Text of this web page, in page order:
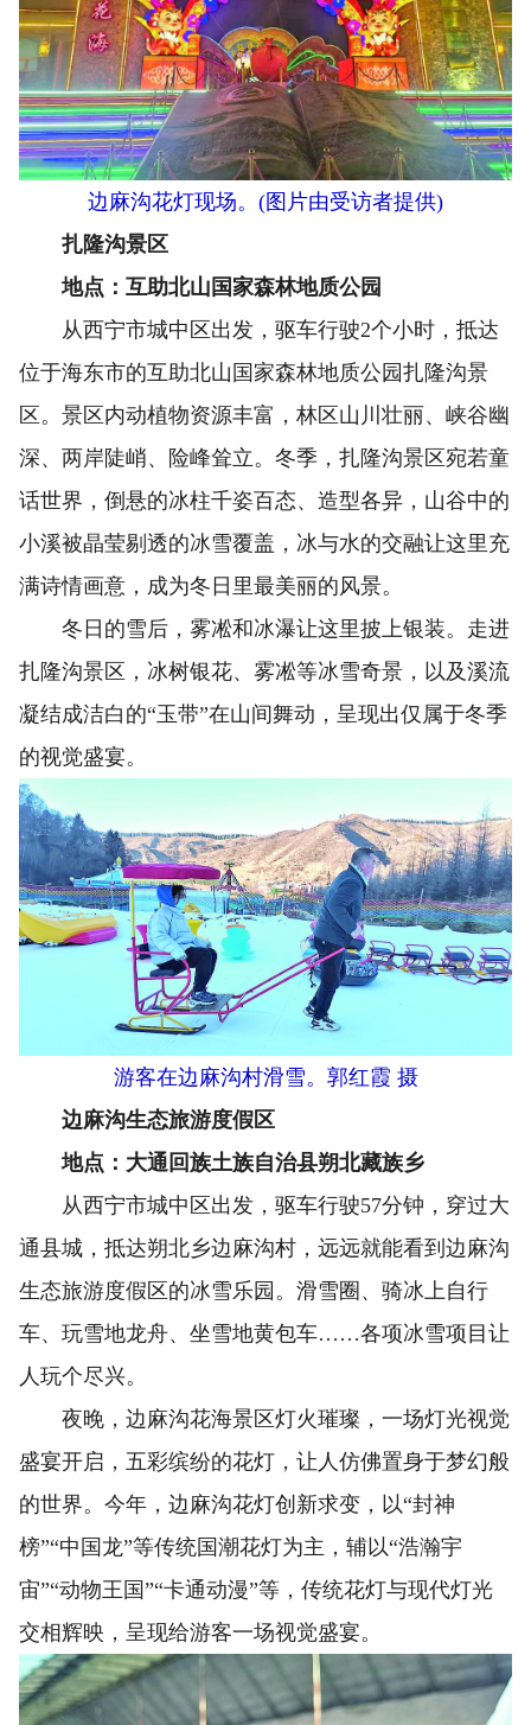
边麻沟花灯现场。(图片由受访者提供)
扎隆沟景区
地点：互助北山国家森林地质公园
从西宁市城中区出发，驱车行驶2个小时，抵达
位于海东市的互助北山国家森林地质公园扎隆沟景
区。景区内动植物资源丰富，林区山川壮丽、峡谷幽
深、两岸陡峭、险峰耸立。冬季，扎隆沟景区宛若童
话世界，倒悬的冰柱千姿百态、造型各异，山谷中的
小溪被晶莹剔透的冰雪覆盖，冰与水的交融让这里充
满诗情画意，成为冬日里最美丽的风景。
冬日的雪后，雾凇和冰瀑让这里披上银装。走进
扎隆沟景区，冰树银花、雾凇等冰雪奇景，以及溪流
凝结成洁白的“玉带”在山间舞动，呈现出仅属于冬季
的视觉盛宴。
游客在边麻沟村滑雪。郭红霞 摄
边麻沟生态旅游度假区
地点：大通回族土族自治县朔北藏族乡
从西宁市城中区出发，驱车行驶57分钟，穿过大
通县城，抵达朔北乡边麻沟村，远远就能看到边麻沟
生态旅游度假区的冰雪乐园。滑雪圈、骑冰上自行
车、玩雪地龙舟、坐雪地黄包车……各项冰雪项目让
人玩个尽兴。
夜晚，边麻沟花海景区灯火璀璨，一场灯光视觉
盛宴开启，五彩缤纷的花灯，让人仿佛置身于梦幻般
的世界。今年，边麻沟花灯创新求变，以“封神
榜”“中国龙”等传统国潮花灯为主，辅以“浩瀚宇
宙”“动物王国”“卡通动漫”等，传统花灯与现代灯光
交相辉映，呈现给游客一场视觉盛宴。